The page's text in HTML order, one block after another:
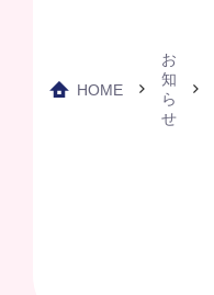
HOME
お
知
ら
せ